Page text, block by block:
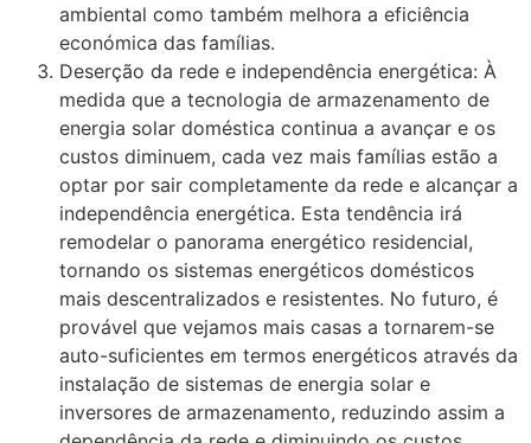
ambiental como também melhora a eficiência
económica das famílias.
Deserção da rede e independência energética: À
medida que a tecnologia de armazenamento de
energia solar doméstica continua a avançar e os
custos diminuem, cada vez mais famílias estão a
optar por sair completamente da rede e alcançar a
independência energética. Esta tendência irá
remodelar o panorama energético residencial,
tornando os sistemas energéticos domésticos
mais descentralizados e resistentes. No futuro, é
provável que vejamos mais casas a tornarem-se
auto-suficientes em termos energéticos através da
instalação de sistemas de energia solar e
inversores de armazenamento, reduzindo assim a